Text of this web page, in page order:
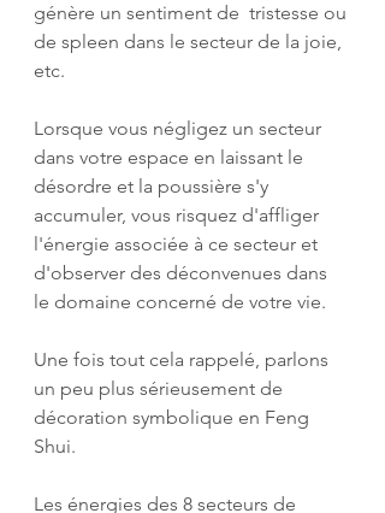
génère un sentiment de  tristesse ou
de spleen dans le secteur de la joie,
etc.
Lorsque vous négligez un secteur
dans votre espace en laissant le
désordre et la poussière s'y
accumuler, vous risquez d'affliger
l'énergie associée à ce secteur et
d'observer des déconvenues dans
le domaine concerné de votre vie.
Une fois tout cela rappelé, parlons
un peu plus sérieusement de
décoration symbolique en Feng
Shui.
Les énergies des 8 secteurs de